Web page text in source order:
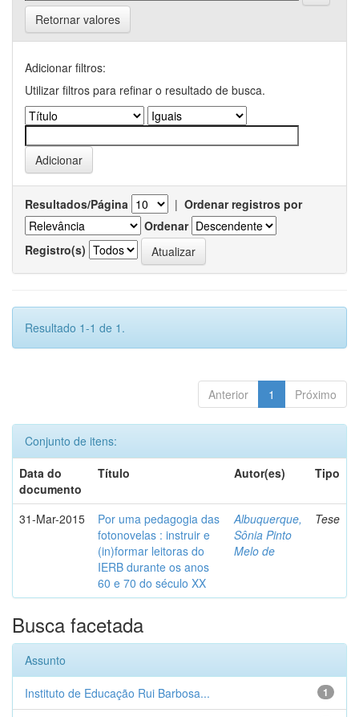
Retornar valores
Adicionar filtros:
Utilizar filtros para refinar o resultado de busca.
Resultados/Página | Ordenar registros por
Ordenar
Registro(s)
Resultado 1-1 de 1.
Anterior 1 Próximo
Conjunto de itens:
Data do
documento
Título Autor(es) Tipo
31-Mar-2015
Por uma pedagogia das
fotonovelas : instruir e
(in)formar leitoras do
IERB durante os anos
60 e 70 do século XX
Albuquerque,
Sônia Pinto
Melo de
Tese
Busca facetada
Assunto
1
Instituto de Educação Rui Barbosa...